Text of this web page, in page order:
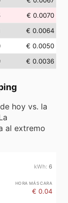
€ 0.0070
€ 0.0064
€ 0.0050
€ 0.0036
hoy vs. la
al extremo
6
€ 0.04